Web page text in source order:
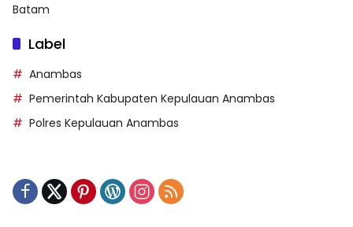
Batam
Label
Anambas
Pemerintah Kabupaten Kepulauan Anambas
Polres Kepulauan Anambas